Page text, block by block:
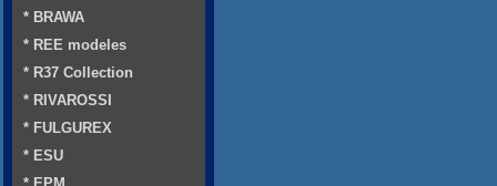
* BRAWA
* REE modeles
* R37 Collection
* RIVAROSSI
* FULGUREX
* ESU